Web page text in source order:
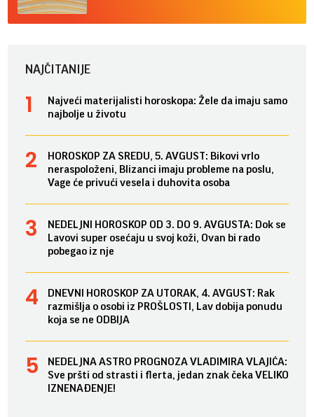
NAJČITANIJE
Najveći materijalisti horoskopa: Žele da imaju samo
najbolje u životu
HOROSKOP ZA SREDU, 5. AVGUST: Bikovi vrlo
neraspoloženi, Blizanci imaju probleme na poslu,
Vage će privući vesela i duhovita osoba
NEDELJNI HOROSKOP OD 3. DO 9. AVGUSTA: Dok se
Lavovi super osećaju u svoj koži, Ovan bi rado
pobegao iz nje
DNEVNI HOROSKOP ZA UTORAK, 4. AVGUST: Rak
razmišlja o osobi iz PROŠLOSTI, Lav dobija ponudu
koja se ne ODBIJA
NEDELJNA ASTRO PROGNOZA VLADIMIRA VLAJIĆA:
Sve pršti od strasti i flerta, jedan znak čeka VELIKO
IZNENAĐENJE!